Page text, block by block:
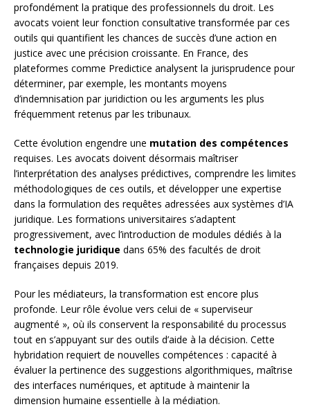
profondément la pratique des professionnels du droit. Les
avocats voient leur fonction consultative transformée par ces
outils qui quantifient les chances de succès d’une action en
justice avec une précision croissante. En France, des
plateformes comme Predictice analysent la jurisprudence pour
déterminer, par exemple, les montants moyens
d’indemnisation par juridiction ou les arguments les plus
fréquemment retenus par les tribunaux.
Cette évolution engendre une mutation des compétences
requises. Les avocats doivent désormais maîtriser
l’interprétation des analyses prédictives, comprendre les limites
méthodologiques de ces outils, et développer une expertise
dans la formulation des requêtes adressées aux systèmes d’IA
juridique. Les formations universitaires s’adaptent
progressivement, avec l’introduction de modules dédiés à la
technologie juridique dans 65% des facultés de droit
françaises depuis 2019.
Pour les médiateurs, la transformation est encore plus
profonde. Leur rôle évolue vers celui de « superviseur
augmenté », où ils conservent la responsabilité du processus
tout en s’appuyant sur des outils d’aide à la décision. Cette
hybridation requiert de nouvelles compétences : capacité à
évaluer la pertinence des suggestions algorithmiques, maîtrise
des interfaces numériques, et aptitude à maintenir la
dimension humaine essentielle à la médiation.